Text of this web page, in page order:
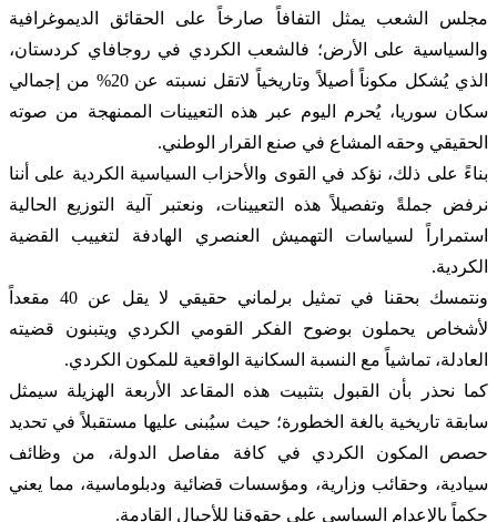
مجلس الشعب يمثل التفافاً صارخاً على الحقائق الديموغرافية
والسياسية على الأرض؛ فالشعب الكردي في روجافاي كردستان،
الذي يُشكل مكوناً أصيلاً وتاريخياً لاتقل نسبته عن 20% من إجمالي
سكان سوريا، يُحرم اليوم عبر هذه التعيينات الممنهجة من صوته
الحقيقي وحقه المشاع في صنع القرار الوطني.
بناءً على ذلك، نؤكد في القوى والأحزاب السياسية الكردية على أننا
نرفض جملةً وتفصيلاً هذه التعيينات، ونعتبر آلية التوزيع الحالية
استمراراً لسياسات التهميش العنصري الهادفة لتغييب القضية
الكردية.
ونتمسك بحقنا في تمثيل برلماني حقيقي لا يقل عن 40 مقعداً
لأشخاص يحملون بوضوح الفكر القومي الكردي ويتبنون قضيته
العادلة، تماشياً مع النسبة السكانية الواقعية للمكون الكردي.
كما نحذر بأن القبول بتثبيت هذه المقاعد الأربعة الهزيلة سيمثل
سابقة تاريخية بالغة الخطورة؛ حيث سيُبنى عليها مستقبلاً في تحديد
حصص المكون الكردي في كافة مفاصل الدولة، من وظائف
سيادية، وحقائب وزارية، ومؤسسات قضائية ودبلوماسية، مما يعني
حكماً بالإعدام السياسي على حقوقنا للأجيال القادمة.